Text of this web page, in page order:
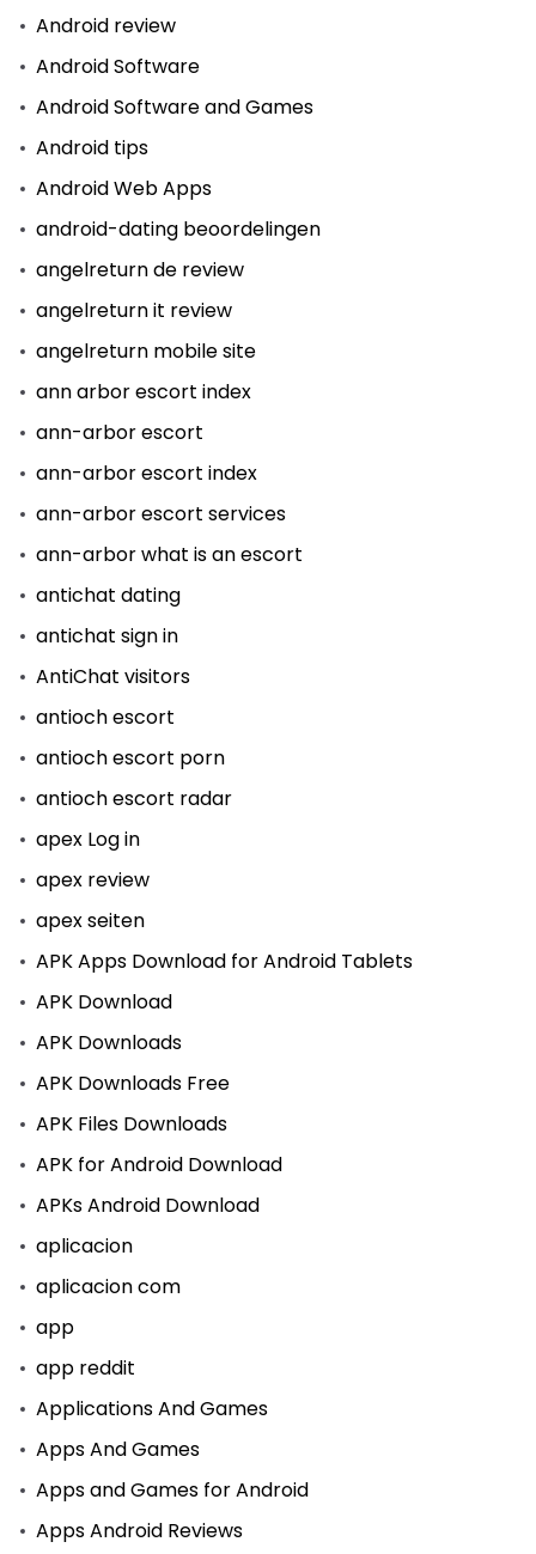
Android review
Android Software
Android Software and Games
Android tips
Android Web Apps
android-dating beoordelingen
angelreturn de review
angelreturn it review
angelreturn mobile site
ann arbor escort index
ann-arbor escort
ann-arbor escort index
ann-arbor escort services
ann-arbor what is an escort
antichat dating
antichat sign in
AntiChat visitors
antioch escort
antioch escort porn
antioch escort radar
apex Log in
apex review
apex seiten
APK Apps Download for Android Tablets
APK Download
APK Downloads
APK Downloads Free
APK Files Downloads
APK for Android Download
APKs Android Download
aplicacion
aplicacion com
app
app reddit
Applications And Games
Apps And Games
Apps and Games for Android
Apps Android Reviews